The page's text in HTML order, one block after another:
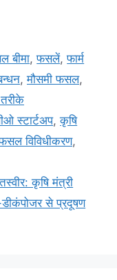
बीमा,फसलें,फार्म
,मौसमी फसल,
स्टार्टअप,कृषि
विविधीकरण,
कृषि मंत्री
डीकंपोजर से प्रदूषण